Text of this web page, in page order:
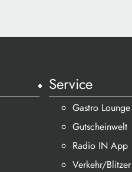
Service
Gastro Lounge
Gutscheinwelt
Radio IN App
Verkehr/Blitzer